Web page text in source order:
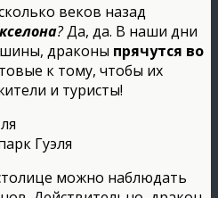
веков назад
?Да, да. В наши дни
драконы прячутся во
к тому, чтобы их
и туристы!
Гуэля
можно наблюдать